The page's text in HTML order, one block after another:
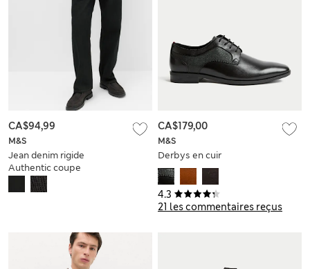
M&S
Jean denim rigide
Authentic coupe
CA$94,99
4.3
21 les commentaires reçus
M&S
Derbys en cuir
CA$179,00